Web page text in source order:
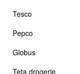
Tesco
Pepco
Globus
Teta drogerie